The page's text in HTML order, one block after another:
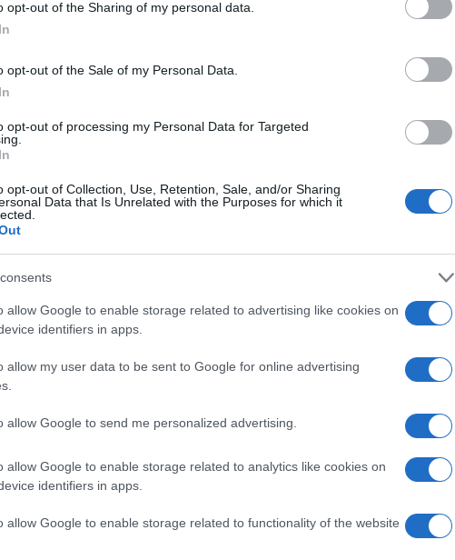
opt-out of the Sharing of my personal data.
opt-out of the Sale of my Personal Data.
opt-out of processing my Personal Data for Targeted
opt-out of Collection, Use, Retention, Sale, and/or Sharing
Data that Is Unrelated with the Purposes for which it
allow Google to enable storage related to advertising like cookies on
identifiers in apps.
allow my user data to be sent to Google for online advertising
allow Google to send me personalized advertising.
allow Google to enable storage related to analytics like cookies on
identifiers in apps.
allow Google to enable storage related to functionality of the website
Max Del Papa
Henry Nowak vale meno di George
di Liberisti italiani
Unito, quando troppa
uccide
diMichele Marsonet
5.5k